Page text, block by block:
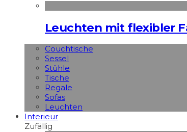
Leuchten mit flexibler
Couchtische
Sessel
Stühle
Tische
Regale
Sofas
Leuchten
Interieur
Zufällig